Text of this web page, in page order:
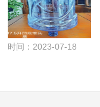
时间：2023-07-18